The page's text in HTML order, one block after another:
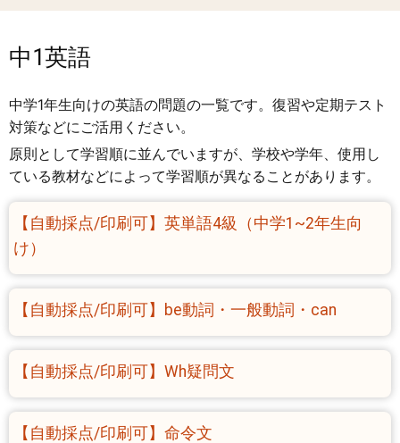
中1英語
中学1年生向けの英語の問題の一覧です。復習や定期テスト
対策などにご活用ください。
原則として学習順に並んでいますが、学校や学年、使用し
ている教材などによって学習順が異なることがあります。
【自動採点/印刷可】英単語4級（中学1~2年生向
け）
【自動採点/印刷可】be動詞・一般動詞・can
【自動採点/印刷可】Wh疑問文
【自動採点/印刷可】命令文